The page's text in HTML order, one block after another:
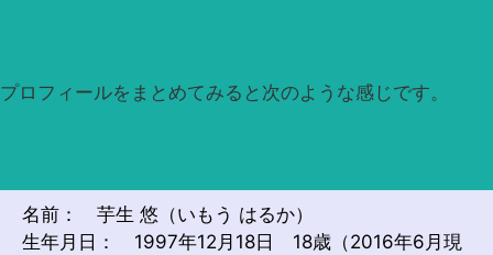
プロフィールをまとめてみると次のような感じです。
名前： 芋生 悠（いもう はるか）
生年月日： 1997年12月18日 18歳（2016年6月現